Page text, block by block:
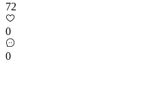
72
0
0